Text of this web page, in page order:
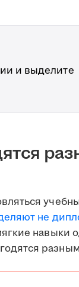
и выделите
не
навыки